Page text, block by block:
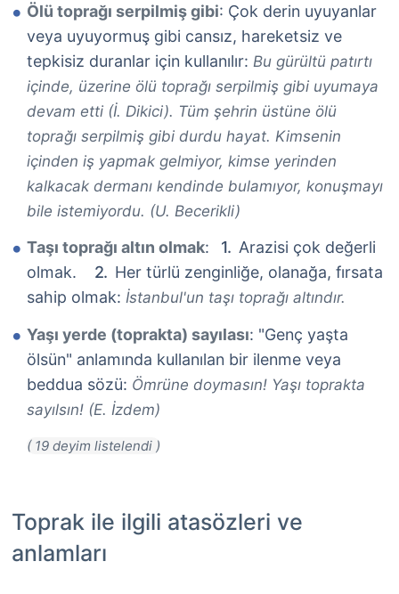
Ölü toprağı serpilmiş gibi: Çok derin uyuyanlar
veya uyuyormuş gibi cansız, hareketsiz ve
tepkisiz duranlar için kullanılır: Bu gürültü patırtı
içinde, üzerine ölü toprağı serpilmiş gibi uyumaya
devam etti (İ. Dikici). Tüm şehrin üstüne ölü
toprağı serpilmiş gibi durdu hayat. Kimsenin
içinden iş yapmak gelmiyor, kimse yerinden
kalkacak dermanı kendinde bulamıyor, konuşmayı
bile istemiyordu. (U. Becerikli)
Taşı toprağı altın olmak:
Arazisi çok değerli
olmak.
Her türlü zenginliğe, olanağa, fırsata
sahip olmak: İstanbul'un taşı toprağı altındır.
Yaşı yerde (toprakta) sayılası: "Genç yaşta
ölsün" anlamında kullanılan bir ilenme veya
beddua sözü: Ömrüne doymasın! Yaşı toprakta
sayılsın! (E. İzdem)
Toprak ile ilgili atasözleri ve
anlamları